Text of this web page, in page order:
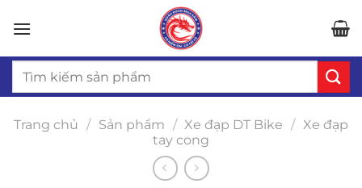
qua
dung
Tìm
Trang chủ / Sản phẩm / Xe đạp DT Bike / Xe đạp
tay cong